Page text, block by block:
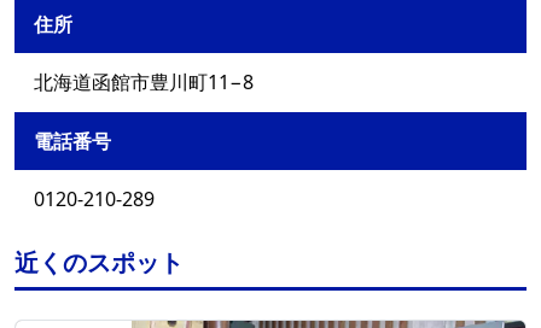
住所
北海道函館市豊川町11−8
電話番号
0120-210-289
近くのスポット